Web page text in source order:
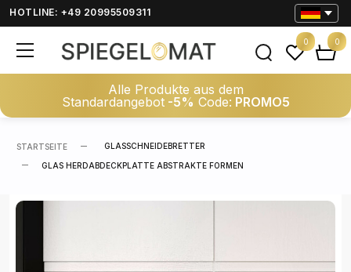
HOTLINE: +49 20995509311
Alle Produkte aus dem
Standardangebot-5% Code: PROMO5
0 0
STARTSEITE GLASSCHNEIDEBRETTER
GLAS HERDABDECKPLATTE ABSTRAKTE FORMEN